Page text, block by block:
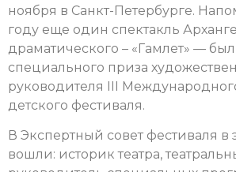
ноября в Санкт-Петербурге.
году еще один спектакль
драматического – «Гамлет» —
специального приза
руководителя III
детского фестиваля.
В Экспертный совет фестиваля в
вошли: историк театра,